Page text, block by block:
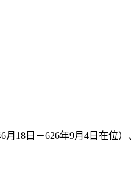
18日－626年9月4日在位）